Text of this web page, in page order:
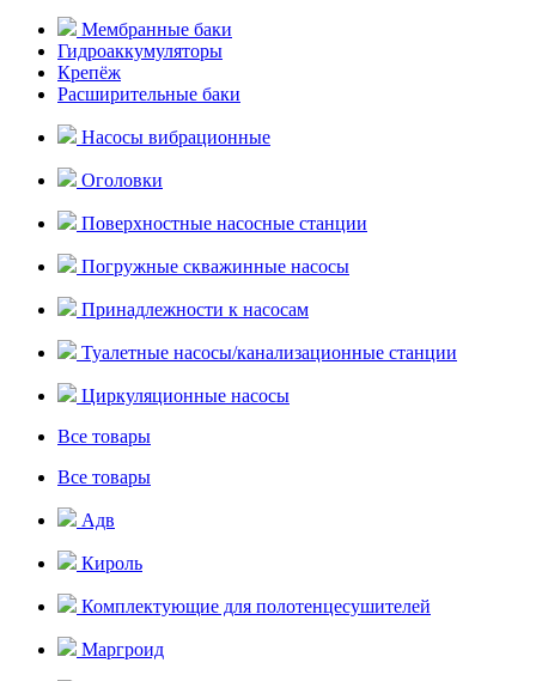
Мембранные баки
Гидроаккумуляторы
Крепёж
Расширительные баки
Насосы вибрационные
Оголовки
Поверхностные насосные станции
Погружные скважинные насосы
Принадлежности к насосам
Туалетные насосы/канализационные станции
Циркуляционные насосы
Все товары
Все товары
Адв
Кироль
Комплектующие для полотенцесушителей
Маргроид